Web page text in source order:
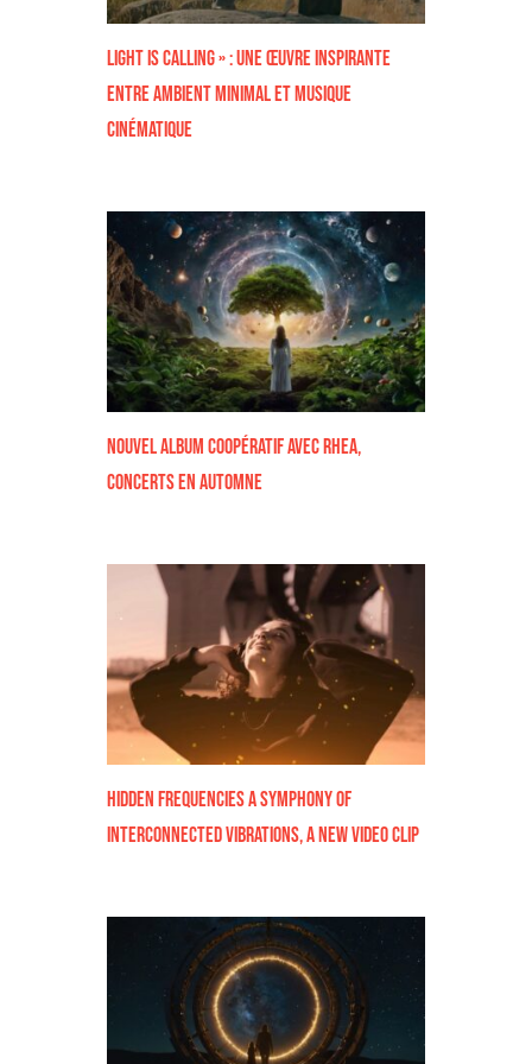
Light Is Calling » : Une Œuvre inspirante
Entre Ambient Minimal et Musique
Cinématique
nouvel album coopératif avec Rhea,
concerts en automne
Hidden Frequencies a symphony of
interconnected vibrations, a new video clip